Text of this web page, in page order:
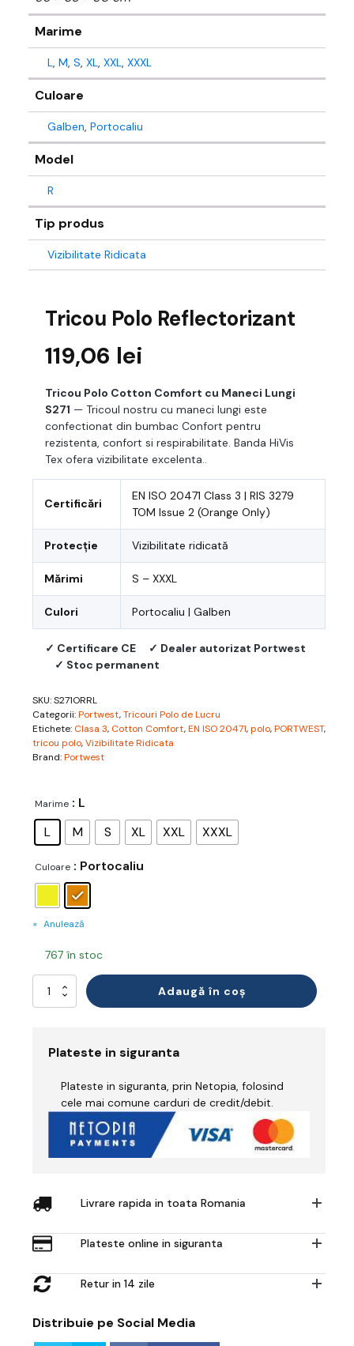
Marime
L, M, S, XL, XXL, XXXL
Culoare
Galben, Portocaliu
Model
R
Tip produs
Vizibilitate Ridicata
Tricou Polo Reflectorizant
119,06 lei
Tricou Polo Cotton Comfort cu Maneci Lungi
S271 — Tricoul nostru cu maneci lungi este
confectionat din bumbac Confort pentru
rezistenta, confort si respirabilitate. Banda HiVis
Tex ofera vizibilitate excelenta..
Certificări
EN ISO 20471 Class 3 | RIS 3279
TOM Issue 2 (Orange Only)
Protecție Vizibilitate ridicată
Mărimi S – XXXL
Culori Portocaliu | Galben
✓ Certificare CE
✓ Dealer autorizat Portwest
✓ Stoc permanent
SKU:S271ORRL
Categorii:Portwest,Tricouri Polo de Lucru
Etichete: Clasa 3, Cotton Comfort,EN ISO 20471,polo,PORTWEST,
tricou polo,Vizibilitate Ridicata
Brand:Portwest
Marime : L
L
M S XL XXL XXXL
Culoare : Portocaliu
Anulează
767 în stoc
Cantitate
Tricou
Adaugă în coș
Plateste in siguranta
Plateste in siguranta, prin Netopia, folosind
cele mai comune carduri de credit/debit.
Livrare rapida in toata Romania
Plateste online in siguranta
Retur in 14 zile
Distribuie pe Social Media